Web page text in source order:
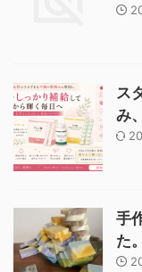
ス
み
手
た。